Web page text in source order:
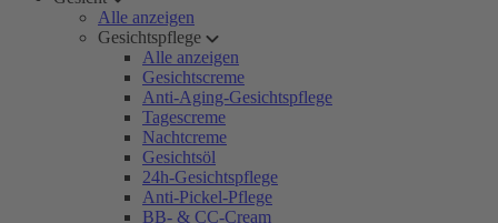
Alle anzeigen
Gesichtspflege
Alle anzeigen
Gesichtscreme
Anti-Aging-Gesichtspflege
Tagescreme
Nachtcreme
Gesichtsöl
24h-Gesichtspflege
Anti-Pickel-Pflege
BB- & CC-Cream